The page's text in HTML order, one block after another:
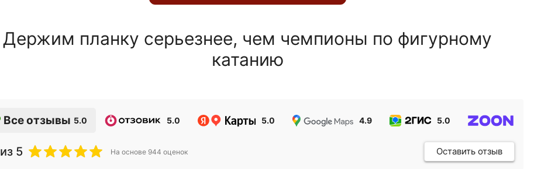
Держим планку серьезнее, чем чемпионы по фигурному
катанию
Все отзывы 5.0 5.0 5.0 4.9 5.0
из 5 На основе 944 оценок Оставить отзыв